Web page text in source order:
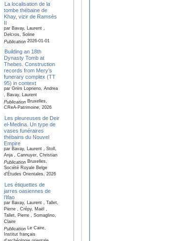
La localisation de la
tombe thébaine de
Khay, vizir de Ramsès
II
par Bavay, Laurent ,
Delcros, Soline
Publication2026-01-01
Building an 18th
Dynasty Tomb at
Thebes. Construction
records from Mery’s
funerary complex (TT
95) in context
par Gnirs Loprieno, Andrea
, Bavay, Laurent
PublicationBruxelles,
CReA-Patrimoine, 2026
Les pleureuses de Deir
el-Medina. Un type de
vases funéraires
thébains du Nouvel
Empire
par Bavay, Laurent , Stoll,
Anja , Cannuyer, Christian
PublicationBruxelles,
Société Royale Belge
d'Études Orientales, 2026
Les étiquettes de
jarres oasiennes de
l’Ifao
par Bavay, Laurent , Tallet,
Pierre , Crépy, Maël ,
Tallet, Pierre , Somaglino,
Claire
PublicationLe Caire,
Institut français